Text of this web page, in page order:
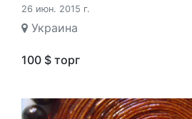
26 июн. 2015 г.
Украина
100 $ торг